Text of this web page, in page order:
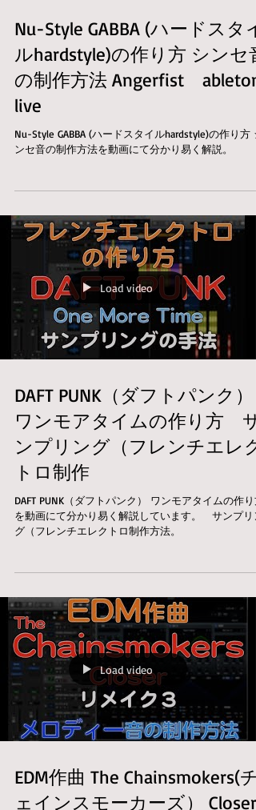
Nu-Style GABBA (ハードスタイ
ルhardstyle)の作り方 シンセ音
の制作方法 Angerfist ableton
live
Nu-Style GABBA (ハードスタイルhardstyle)の作り方
ンセ音の制作方法を動画にて分かり易く解説。
Load video
DAFT PUNK（ダフトパンク）
ワンモアタイムの作り方 サ
ンプリング（フレンチエレク
トロ制作
DAFT PUNK（ダフトパンク） ワンモアタイムの作り
を動画にて分かり易く解説しています。 サンプリ
グ（フレンチエレクトロ制作方法。
Load video
EDM作曲 The Chainsmokers(チ
ェインスモーカーズ） Closer